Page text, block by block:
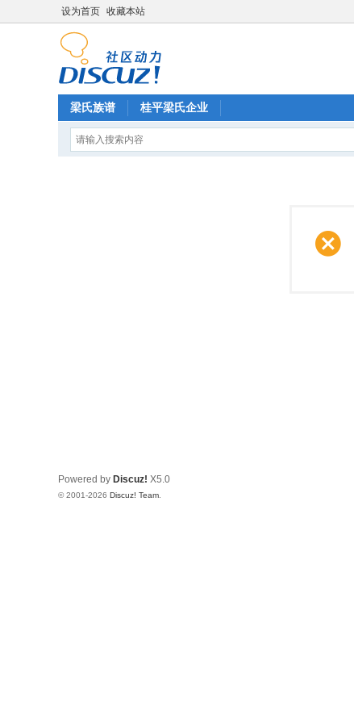
设为首页 收藏本站
梁氏族谱 桂平梁氏企业
Powered by Discuz! X5.0
© 2001-2026 Discuz! Team